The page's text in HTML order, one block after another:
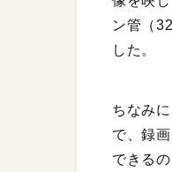
ン管（
した。
ちなみ
で、録
できる